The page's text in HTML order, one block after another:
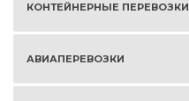
КОНТЕЙНЕРНЫЕ ПЕРЕВОЗКИ
АВИАПЕРЕВОЗКИ